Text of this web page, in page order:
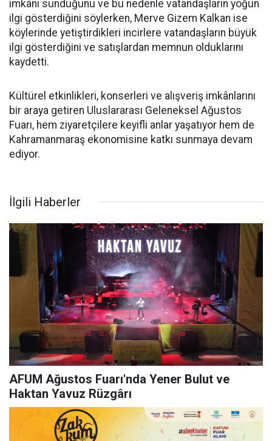
imkânı sunduğunu ve bu nedenle vatandaşların yoğun
ilgi gösterdiğini söylerken, Merve Gizem Kalkan ise
köylerinde yetiştirdikleri incirlere vatandaşların büyük
ilgi gösterdiğini ve satışlardan memnun olduklarını
kaydetti.
Kültürel etkinlikleri, konserleri ve alışveriş imkânlarını
bir araya getiren Uluslararası Geleneksel Ağustos
Fuarı, hem ziyaretçilere keyifli anlar yaşatıyor hem de
Kahramanmaraş ekonomisine katkı sunmaya devam
ediyor.
İlgili Haberler
AFUM Ağustos Fuarı'nda Yener Bulut ve
Haktan Yavuz Rüzgârı